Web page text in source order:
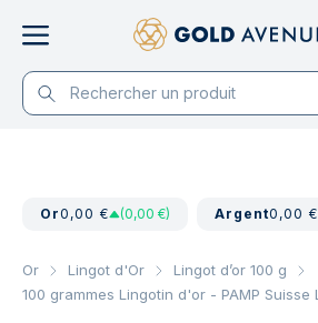
Or0,00 € (0,00 €) Argent0,00 €
Or Lingot d'Or
Lingot d’or 100 g
100 grammes Lingotin d'or - PAMP Suisse